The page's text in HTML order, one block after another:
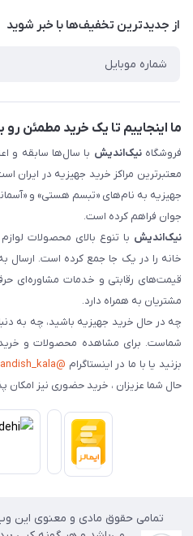
فروش‌اقساطی
از جدید‌ترین تخفیف‌ها با‌ خبر شوید
ما اینجاییم تا یک خرید مطمئن
فروشگاهنیک‌اندیش
معتبرترین مراکز خرید جهیزیه در ایران
جهیزیه به نام‌های «تبسم هستی» و
جوان فراهم کرده است.
نیک‌اندیش با تنوع بالای محصولات
خانه را در یک جا جمع کرده است. ارسال
قیمت‌های رقابتی و خدمات مشاوره‌ای
مشتریان به همراه دارد.
چه در حال خرید جهیزیه باشید، چه به
شماست. برای مشاهده محصولات و خرید
بزنید یا با ما در اینستاگرام @nikandish_kala
حال شما عزیزان ، خرید حضوری نیز امکان
تمامی حقوق مادی و معنوی این